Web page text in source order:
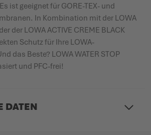
ist geeignet für GORE-TEX- und
In Kombination mit der LOWA
der LOWA ACTIVE CREME BLACK
Schutz für Ihre LOWA-
das Beste? LOWA WATER STOP
und PFC-frei!
DATEN